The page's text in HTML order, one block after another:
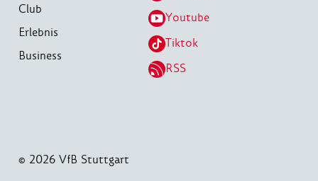
Club
Erlebnis
Business
Youtube
Tiktok
RSS
© 2026 VfB Stuttgart